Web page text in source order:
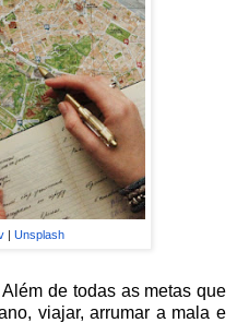
| Unsplash
Além de todas as metas que
viajar, arrumar a mala e